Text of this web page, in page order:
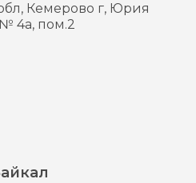
Кемерово г, Юрия
4а, пом.2